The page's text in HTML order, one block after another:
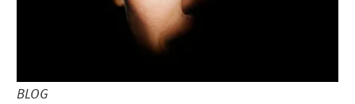
BLOG